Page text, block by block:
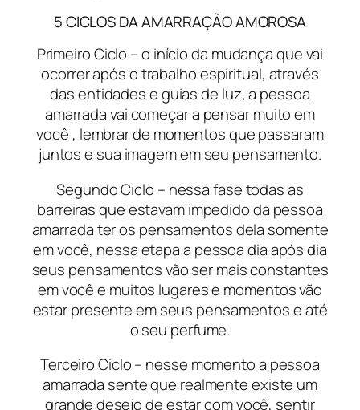
5 CICLOS DA AMARRAÇÃO AMOROSA
Primeiro Ciclo – o início da mudança que vai
ocorrer após o trabalho espiritual, através
das entidades e guias de luz, a pessoa
amarrada vai começar a pensar muito em
você , lembrar de momentos que passaram
juntos e sua imagem em seu pensamento.
Segundo Ciclo – nessa fase todas as
barreiras que estavam impedido da pessoa
amarrada ter os pensamentos dela somente
em você, nessa etapa a pessoa dia após dia
seus pensamentos vão ser mais constantes
em você e muitos lugares e momentos vão
estar presente em seus pensamentos e até
o seu perfume.
Terceiro Ciclo – nesse momento a pessoa
amarrada sente que realmente existe um
grande desejo de estar com você, sentir